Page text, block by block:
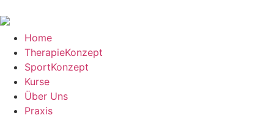
Home
TherapieKonzept
SportKonzept
Kurse
Über Uns
Praxis